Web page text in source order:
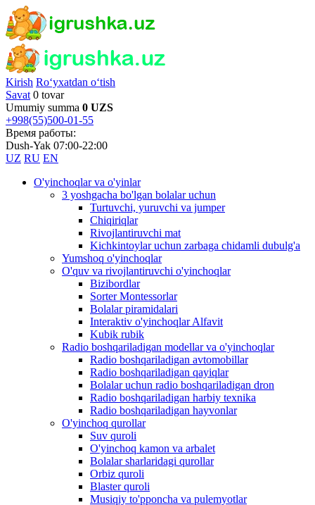
Kirish Ro‘yxatdan o‘tish
Savat 0 tovar
Umumiy summa 0 UZS
+998(55)500-01-55
Время работы:
Dush-Yak 07:00-22:00
UZ RU EN
O'yinchoqlar va o'yinlar
3 yoshgacha bo'lgan bolalar uchun
Turtuvchi, yuruvchi va jumper
Chiqiriqlar
Rivojlantiruvchi mat
Kichkintoylar uchun zarbaga chidamli dubulg'a
Yumshoq o'yinchoqlar
O'quv va rivojlantiruvchi o'yinchoqlar
Bizibordlar
Sorter Montessorlar
Bolalar piramidalari
Interaktiv o'yinchoqlar Alfavit
Kubik rubik
Radio boshqariladigan modellar va o'yinchoqlar
Radio boshqariladigan avtomobillar
Radio boshqariladigan qayiqlar
Bolalar uchun radio boshqariladigan dron
Radio boshqariladigan harbiy texnika
Radio boshqariladigan hayvonlar
O'yinchoq qurollar
Suv quroli
O'yinchoq kamon va arbalet
Bolalar sharlaridagi qurollar
Orbiz quroli
Blaster quroli
Musiqiy to'pponcha va pulemyotlar